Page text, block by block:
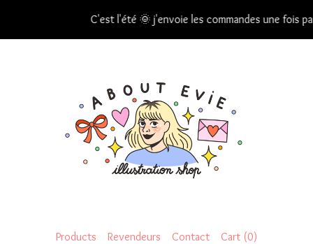
C'est l'été 🌞 j'envoie les commandes une fois par
Products Revendeurs Contact Cart (0)